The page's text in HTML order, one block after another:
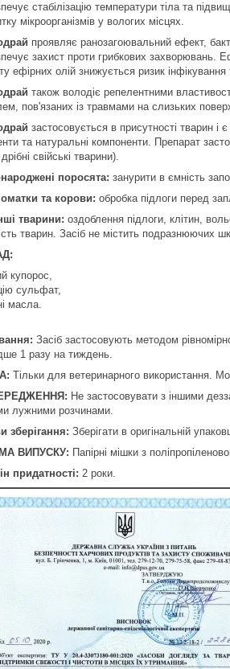
стабілізацію температури тіла та
мікроорганізмів у вологих місцях.
проявляє ранозагоювальний ефект,
захист проти грибкових захворювань.
ефірних олій знижується ризик
також володіє репелентними
пов'язаних із травмами на слизьких
застосовується в присутності тварин
та натуральні компоненти. Препарат
дрібні свійські тварини).
поросята: занурити в ємність
та корови: обробка підлоги перед
тварини: оздоблення підлоги, клітин,
тварин. Засіб не містить подразнюючих
купорос,
сульфат,
масла.
Засіб застосовують методом
1 разу на тиждень.
Тільки для ветеринарного використання.
Не застосовувати з іншими
лужними розчинами.
зберігання: Зберігати в оригінальній
ВИПУСКУ: Папірні мішки з
придатності: 2 роки.